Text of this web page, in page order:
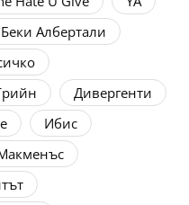
Беки Албертали
Дивергенти
Ибис